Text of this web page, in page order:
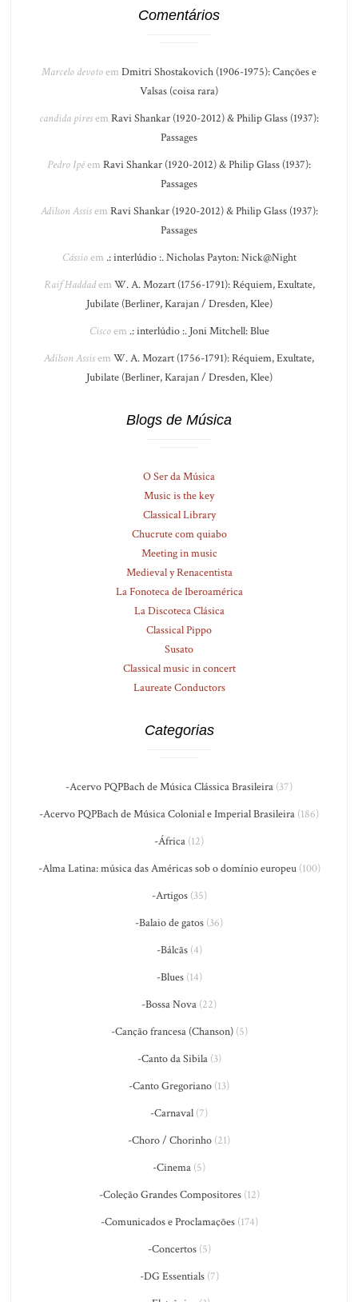
Comentários
Marcelo devotoem Dmitri Shostakovich (1906-1975): Canções e
Valsas (coisa rara)
candida piresem Ravi Shankar (1920-2012) & Philip Glass (1937):
Passages
Pedro Ipêem Ravi Shankar (1920-2012) & Philip Glass (1937):
Passages
Adilson Assisem Ravi Shankar (1920-2012) & Philip Glass (1937):
Passages
Cássioem .: interlúdio :. Nicholas Payton: Nick@Night
Raif Haddadem W. A. Mozart (1756-1791): Réquiem, Exultate,
Jubilate (Berliner, Karajan / Dresden, Klee)
Ciscoem .: interlúdio :. Joni Mitchell: Blue
Adilson Assisem W. A. Mozart (1756-1791): Réquiem, Exultate,
Jubilate (Berliner, Karajan / Dresden, Klee)
Blogs de Música
O Ser da Música
Music is the key
Classical Library
Chucrute com quiabo
Meeting in music
Medieval y Renacentista
La Fonoteca de Iberoamérica
La Discoteca Clásica
Classical Pippo
Susato
Classical music in concert
Laureate Conductors
Categorias
-Acervo PQPBach de Música Clássica Brasileira (37)
-Acervo PQPBach de Música Colonial e Imperial Brasileira (186)
-África (12)
-Alma Latina: música das Américas sob o domínio europeu(100)
-Artigos(35)
-Balaio de gatos (36)
-Bálcãs(4)
-Blues(14)
-Bossa Nova (22)
-Canção francesa (Chanson)(5)
-Canto da Sibila(3)
-Canto Gregoriano (13)
-Carnaval (7)
-Choro / Chorinho (21)
-Cinema (5)
-Coleção Grandes Compositores(12)
-Comunicados e Proclamações(174)
-Concertos(5)
-DG Essentials(7)